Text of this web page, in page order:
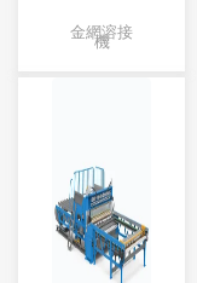
金網溶接
機